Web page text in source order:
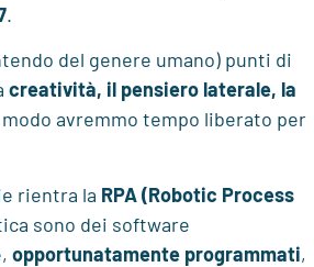
.
del genere umano) punti di
creatività, il pensiero laterale, la
avremmo tempo liberato per
rientra la RPA (Robotic Process
sono dei software
opportunatamente programmati,